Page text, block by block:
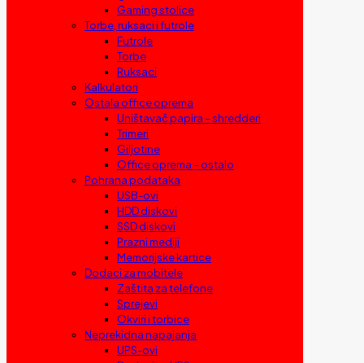
Gaming stolice
Torbe, ruksaci i futrole
Futrole
Torbe
Ruksaci
Kalkulatori
Ostala office oprema
Uništavač papira – shredderi
Trimeri
Giljotine
Office oprema – ostalo
Pohrana podataka
USB-ovi
HDD diskovi
SSD diskovi
Prazni mediji
Memorijske kartice
Dodaci za mobitele
Zaštita za telefone
Sprejevi
Okviri i torbice
Neprekidna napajanja
UPS-ovi